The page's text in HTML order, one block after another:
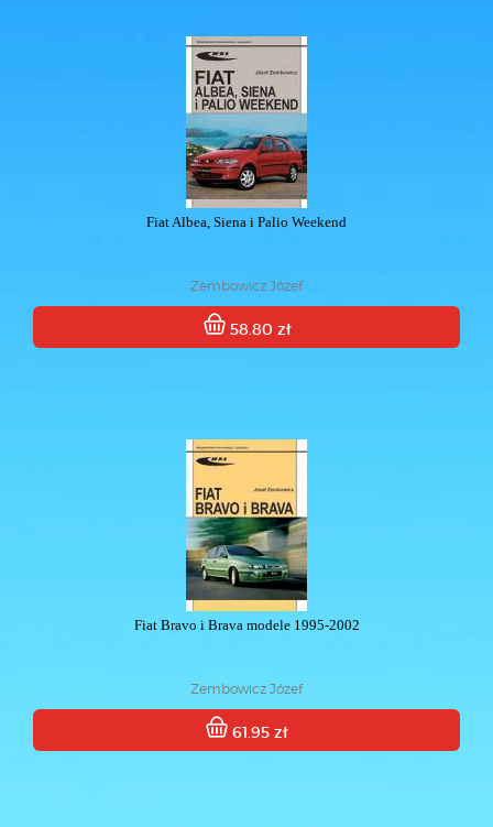
Fiat Albea, Siena i Palio Weekend
Zembowicz Józef
58.80 zł
Fiat Bravo i Brava modele 1995-2002
Zembowicz Józef
61.95 zł